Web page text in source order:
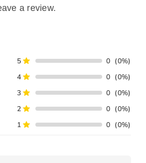
a review.
5 0 (0%)
4
0 (0%)
3
0 (0%)
2
0 (0%)
1
0 (0%)